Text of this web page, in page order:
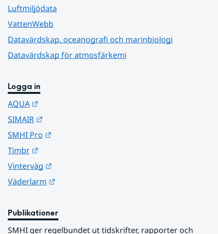
Luftmiljödata
VattenWebb
Datavärdskap, oceanografi och marinbiologi
Datavärdskap för atmosfärkemi
Logga in
AQUA
SIMAIR
SMHI Pro
Timbr
Vinterväg
Väderlarm
Publikationer
SMHI ger regelbundet ut tidskrifter, rapporter och